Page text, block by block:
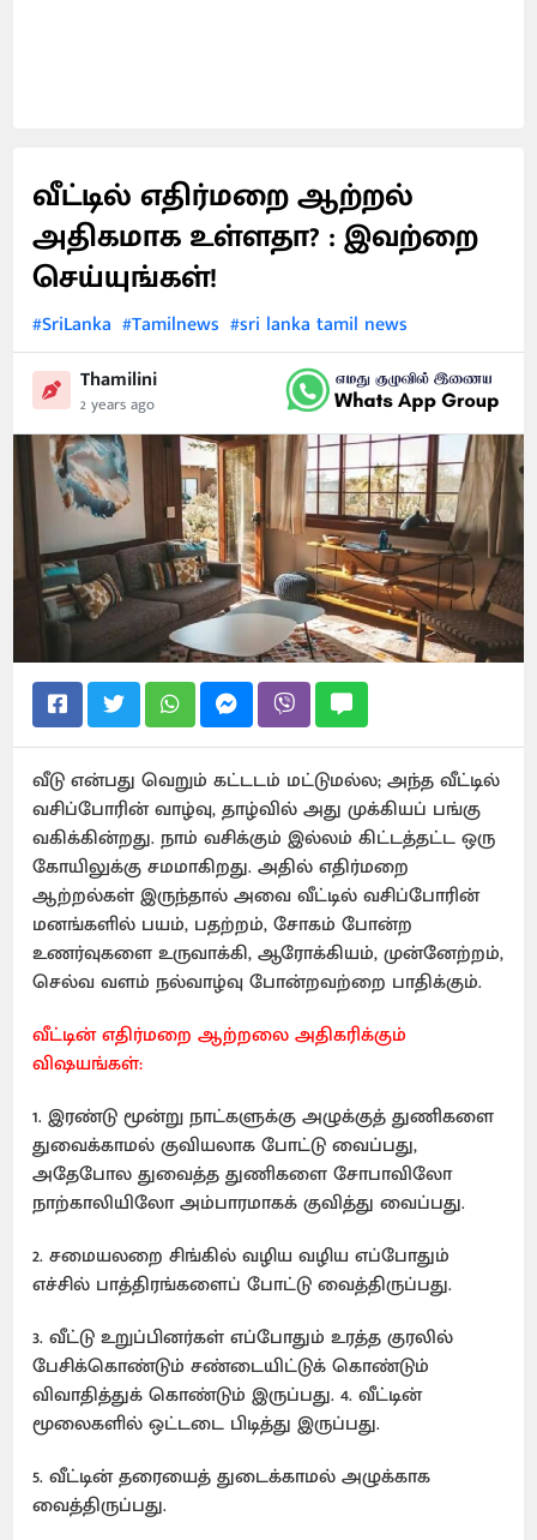
வீட்டில் எதிர்மறை ஆற்றல்
அதிகமாக உள்ளதா? : இவற்றை
செய்யுங்கள்!
#SriLanka #Tamilnews #sri lanka tamil news
Thamilini
2 years ago
வீடு என்பது வெறும் கட்டடம் மட்டுமல்ல; அந்த வீட்டில்
வசிப்போரின் வாழ்வு, தாழ்வில் அது முக்கியப் பங்கு
வகிக்கின்றது. நாம் வசிக்கும் இல்லம் கிட்டத்தட்ட ஒரு
கோயிலுக்கு சமமாகிறது. அதில் எதிர்மறை
ஆற்றல்கள் இருந்தால் அவை வீட்டில் வசிப்போரின்
மனங்களில் பயம், பதற்றம், சோகம் போன்ற
உணர்வுகளை உருவாக்கி, ஆரோக்கியம், முன்னேற்றம்,
செல்வ வளம் நல்வாழ்வு போன்றவற்றை பாதிக்கும்.
வீட்டின் எதிர்மறை ஆற்றலை அதிகரிக்கும்
விஷயங்கள்:
1. இரண்டு மூன்று நாட்களுக்கு அழுக்குத் துணிகளை
துவைக்காமல் குவியலாக போட்டு வைப்பது,
அதேபோல துவைத்த துணிகளை சோபாவிலோ
நாற்காலியிலோ அம்பாரமாகக் குவித்து வைப்பது.
2. சமையலறை சிங்கில் வழிய வழிய எப்போதும்
எச்சில் பாத்திரங்களைப் போட்டு வைத்திருப்பது.
3. வீட்டு உறுப்பினர்கள் எப்போதும் உரத்த குரலில்
பேசிக்கொண்டும் சண்டையிட்டுக் கொண்டும்
விவாதித்துக் கொண்டும் இருப்பது. 4. வீட்டின்
மூலைகளில் ஒட்டடை பிடித்து இருப்பது.
5. வீட்டின் தரையைத் துடைக்காமல் அழுக்காக
வைத்திருப்பது.